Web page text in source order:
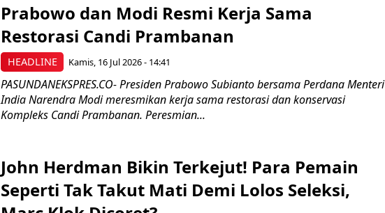
HEADLINE
Prabowo dan Modi Resmi Kerja Sama
Restorasi Candi Prambanan
Kamis, 16 Jul 2026 - 14:41
PASUNDANEKSPRES.CO- Presiden Prabowo Subianto bersama Perdana Menteri
India Narendra Modi meresmikan kerja sama restorasi dan konservasi
Kompleks Candi Prambanan. Peresmian...
John Herdman Bikin Terkejut! Para Pemain
Seperti Tak Takut Mati Demi Lolos Seleksi,